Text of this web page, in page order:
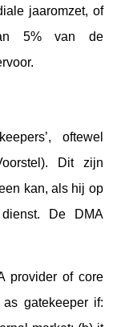
jaaromzet, of
5% van de
oftewel
Dit zijn
kan, als hij op
De DMA
of core
gatekeeper if: